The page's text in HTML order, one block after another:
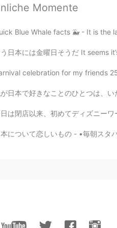
EN JP
emilu
Yup _ 单眼皮
我也想吃芝士蛋糕😢
Attila
Momente
Blue Whale facts 🐳 - It is the
日本には金曜日そうだ It seems it’s
celebration for my friends
本で好きなことのひとつは、いたるところに見られるユニークな
閉店以来、初めてディズニーワールドに来ました。とても楽しか
について恋しいもの - •毎朝スタバのバリスタと話すの •長野